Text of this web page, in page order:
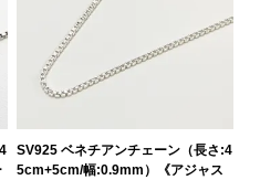
SV925 ベネチアンチェーン（長さ:4
5cm+5cm/幅:0.9mm）《アジャス